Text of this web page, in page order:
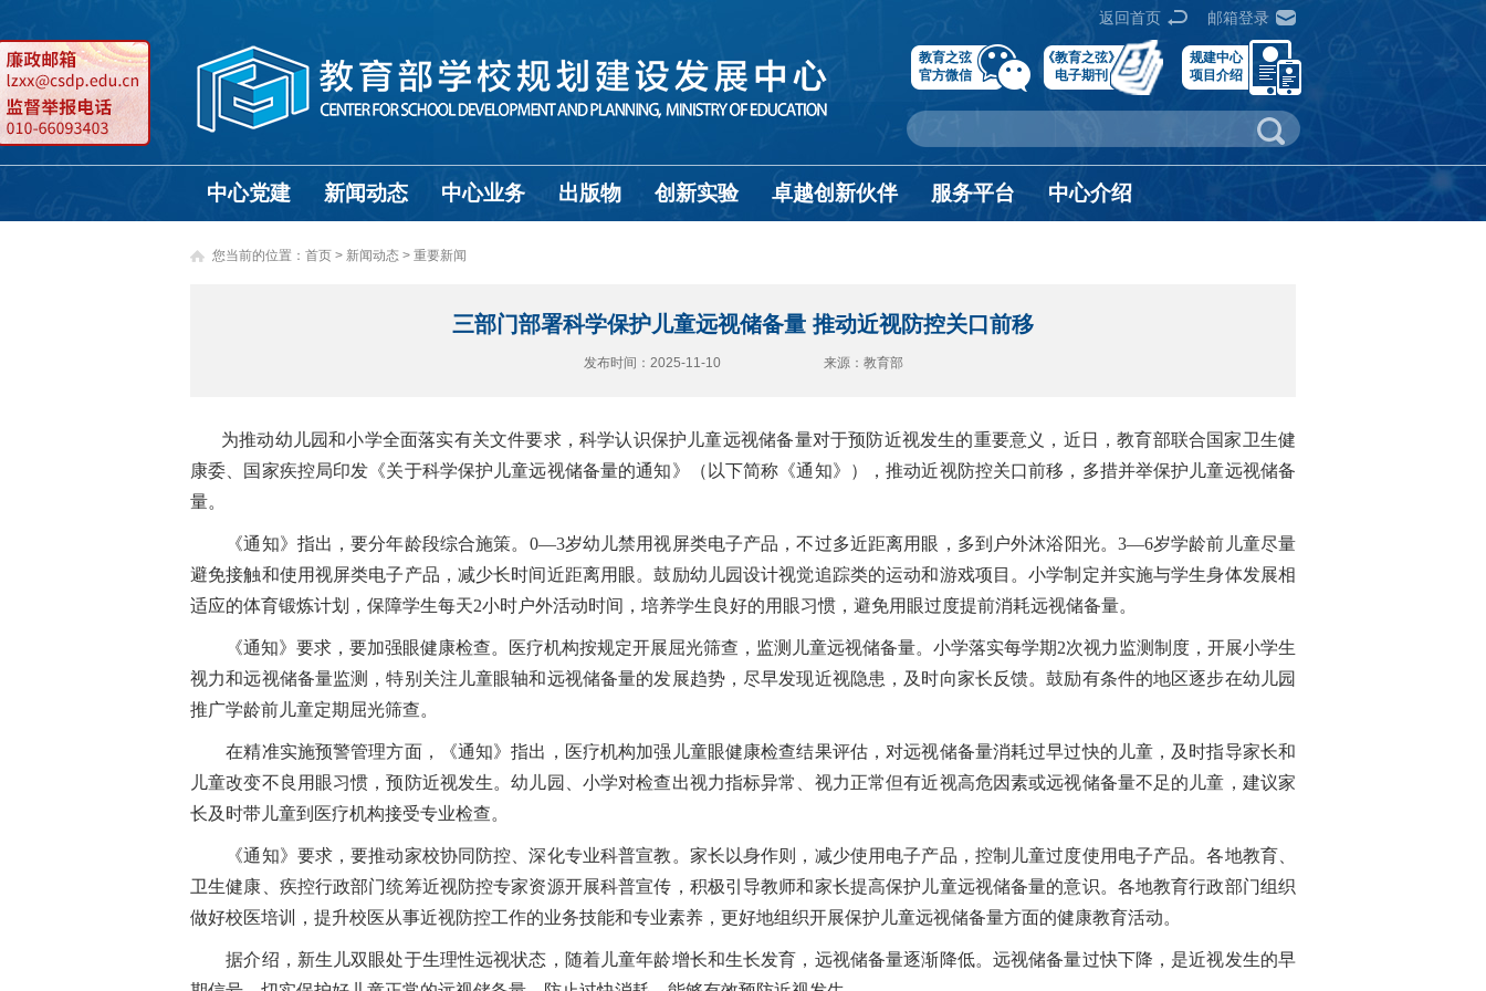
邮箱登录
返回首页
教育之弦
官方微信
规建中心
项目介绍
《教育之弦》
电子期刊
中心党建 新闻动态 中心业务 出版物 创新实验 卓越创新伙伴 服务平台 中心介绍
您当前的位置： 首页 > 新闻动态 > 重要新闻
三部门部署科学保护儿童远视储备量 推动近视防控关口前移
发布时间：2025-11-10 来源：教育部
为推动幼儿园和小学全面落实有关文件要求，科学认识保护儿童远视储备量对于预防近视发生的重要意义，近日，教育部联合国家卫生健
康委、国家疾控局印发《关于科学保护儿童远视储备量的通知》（以下简称《通知》），推动近视防控关口前移，多措并举保护儿童远视储备
量。
《通知》指出，要分年龄段综合施策。0—3岁幼儿禁用视屏类电子产品，不过多近距离用眼，多到户外沐浴阳光。3—6岁学龄前儿童尽量
避免接触和使用视屏类电子产品，减少长时间近距离用眼。鼓励幼儿园设计视觉追踪类的运动和游戏项目。小学制定并实施与学生身体发展相
适应的体育锻炼计划，保障学生每天2小时户外活动时间，培养学生良好的用眼习惯，避免用眼过度提前消耗远视储备量。
《通知》要求，要加强眼健康检查。医疗机构按规定开展屈光筛查，监测儿童远视储备量。小学落实每学期2次视力监测制度，开展小学生
视力和远视储备量监测，特别关注儿童眼轴和远视储备量的发展趋势，尽早发现近视隐患，及时向家长反馈。鼓励有条件的地区逐步在幼儿园
推广学龄前儿童定期屈光筛查。
在精准实施预警管理方面，《通知》指出，医疗机构加强儿童眼健康检查结果评估，对远视储备量消耗过早过快的儿童，及时指导家长和
儿童改变不良用眼习惯，预防近视发生。幼儿园、小学对检查出视力指标异常、视力正常但有近视高危因素或远视储备量不足的儿童，建议家
长及时带儿童到医疗机构接受专业检查。
《通知》要求，要推动家校协同防控、深化专业科普宣教。家长以身作则，减少使用电子产品，控制儿童过度使用电子产品。各地教育、
卫生健康、疾控行政部门统筹近视防控专家资源开展科普宣传，积极引导教师和家长提高保护儿童远视储备量的意识。各地教育行政部门组织
做好校医培训，提升校医从事近视防控工作的业务技能和专业素养，更好地组织开展保护儿童远视储备量方面的健康教育活动。
据介绍，新生儿双眼处于生理性远视状态，随着儿童年龄增长和生长发育，远视储备量逐渐降低。远视储备量过快下降，是近视发生的早